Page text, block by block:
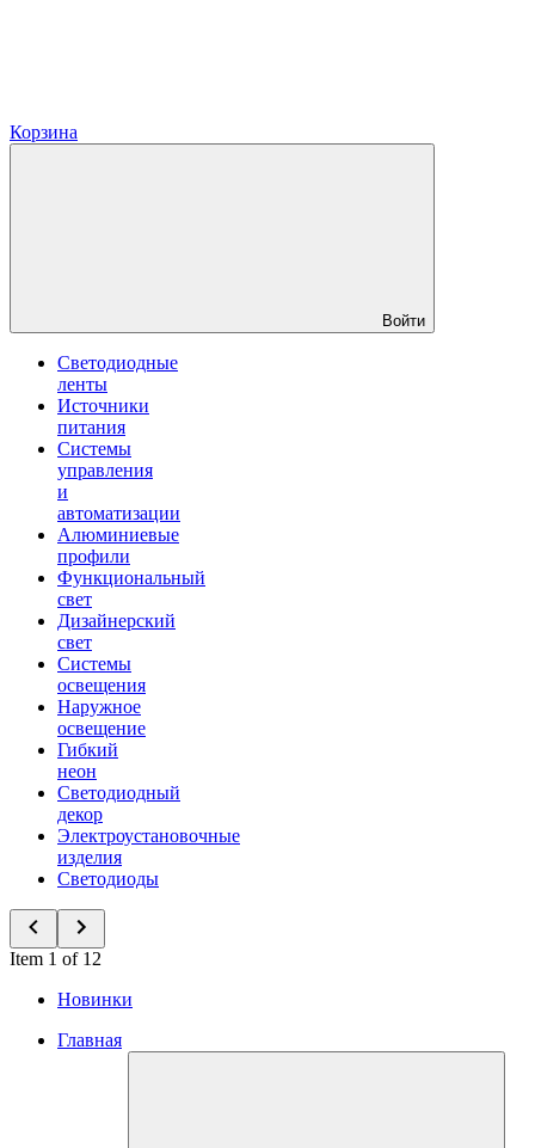
Корзина
Войти
Светодиодные
ленты
Источники
питания
Системы
управления
и
автоматизации
Алюминиевые
профили
Функциональный
свет
Дизайнерский
свет
Системы
освещения
Наружное
освещение
Гибкий
неон
Светодиодный
декор
Электроустановочные
изделия
Светодиоды
Item 1 of 12
Новинки
Главная